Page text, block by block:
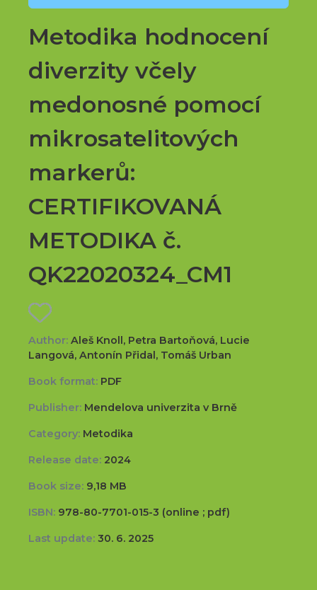
Metodika hodnocení
diverzity včely
medonosné pomocí
mikrosatelitových
markerů:
CERTIFIKOVANÁ
METODIKA č.
QK22020324_CM1
Author: Aleš Knoll, Petra Bartoňová, Lucie
Langová, Antonín Přidal, Tomáš Urban
Book format: PDF
Publisher: Mendelova univerzita v Brně
Category: Metodika
Release date: 2024
Book size: 9,18 MB
ISBN: 978-80-7701-015-3 (online ; pdf)
Last update: 30. 6. 2025